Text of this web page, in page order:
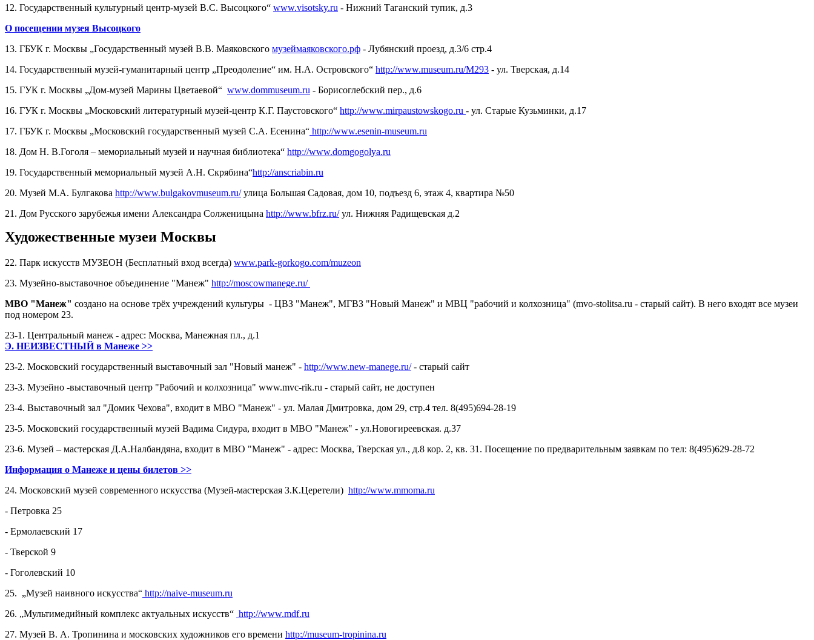
12. Государственный культурный центр-музей В.С. Высоцкого“ www.visotsky.ru - Нижний Таганский тупик, д.3
О посещении музея Высоцкого
13. ГБУК г. Москвы „Государственный музей В.В. Маяковского музеймаяковского.рф - Лубянский проезд, д.3/6 стр.4
14. Государственный музей-гуманитарный центр „Преодоление“ им. Н.А. Островского“ http://www.museum.ru/M293 - ул. Тверская, д.14
15. ГУК г. Москвы „Дом-музей Марины Цветаевой“ www.dommuseum.ru - Борисоглебский пер., д.6
16. ГУК г. Москвы „Московский литературный музей-центр К.Г. Паустовского“ http://www.mirpaustowskogo.ru - ул. Старые Кузьминки, д.17
17. ГБУК г. Москвы „Московский государственный музей С.А. Есенина“ http://www.esenin-museum.ru
18. Дом Н. В.Гоголя – мемориальный музей и научная библиотека“ http://www.domgogolya.ru
19. Государственный мемориальный музей А.Н. Скрябина“http://anscriabin.ru
20. Музей М.А. Булгакова http://www.bulgakovmuseum.ru/улица Большая Садовая, дом 10, подъезд 6, этаж 4, квартира №50
21. Дом Русского зарубежья имени Александра Солженицына http://www.bfrz.ru/ул. Нижняя Радищевская д.2
Художественные музеи Москвы
22. Парк искусств МУЗЕОН (Бесплатный вход всегда) www.park-gorkogo.com/muzeon
23. Музейно-выставочное объединение "Манеж" http://moscowmanege.ru/
МВО "Манеж" создано на основе трёх учреждений культуры - ЦВЗ "Манеж", МГВЗ "Новый Манеж" и МВЦ "рабочий и колхозница" (mvo-stolitsa.ru - старый сайт). В него входят все музеи
под номером 23.
23-1. Центральный манеж - адрес: Москва, Манежная пл., д.1
Э. НЕИЗВЕСТНЫЙ в Манеже >>
23-2. Московский государственный выставочный зал "Новый манеж" - http://www.new-manege.ru/- старый сайт
23-3. Музейно -выставочный центр "Рабочий и колхозница" www.mvc-rik.ru - старый сайт, не доступен
23-4. Выставочный зал "Домик Чехова", входит в МВО "Манеж" - ул. Малая Дмитровка, дом 29, стр.4 тел. 8(495)694-28-19
23-5. Московский государственный музей Вадима Сидура, входит в МВО "Манеж" - ул.Новогиреевская. д.37
23-6. Музей – мастерская Д.А.Налбандяна, входит в МВО "Манеж" - адрес: Москва, Тверская ул., д.8 кор. 2, кв. 31. Посещение по предварительным заявкам по тел: 8(495)629-28-72
Информация о Манеже и цены билетов >>
24. Московский музей современного искусства (Музей-мастерская З.К.Церетели) http://www.mmoma.ru
- Петровка 25
- Ермолаевский 17
- Тверской 9
- Гоголевский 10
25. „Музей наивного искусства“ http://naive-museum.ru
26. „Мультимедийный комплекс актуальных искусств“ http://www.mdf.ru
27. Музей В. А. Тропинина и московских художников его времени http://museum-tropinina.ru